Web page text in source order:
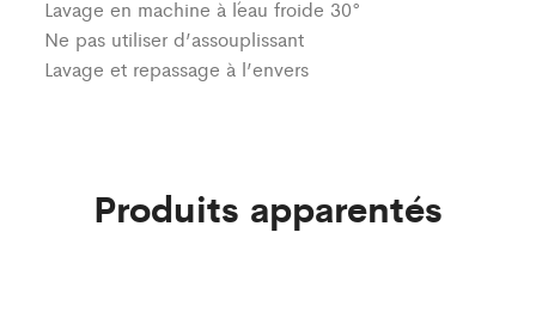
Lavage en machine à l´eau froide 30°
Ne pas utiliser d’assouplissant
Lavage et repassage à l’envers
Produits apparentés